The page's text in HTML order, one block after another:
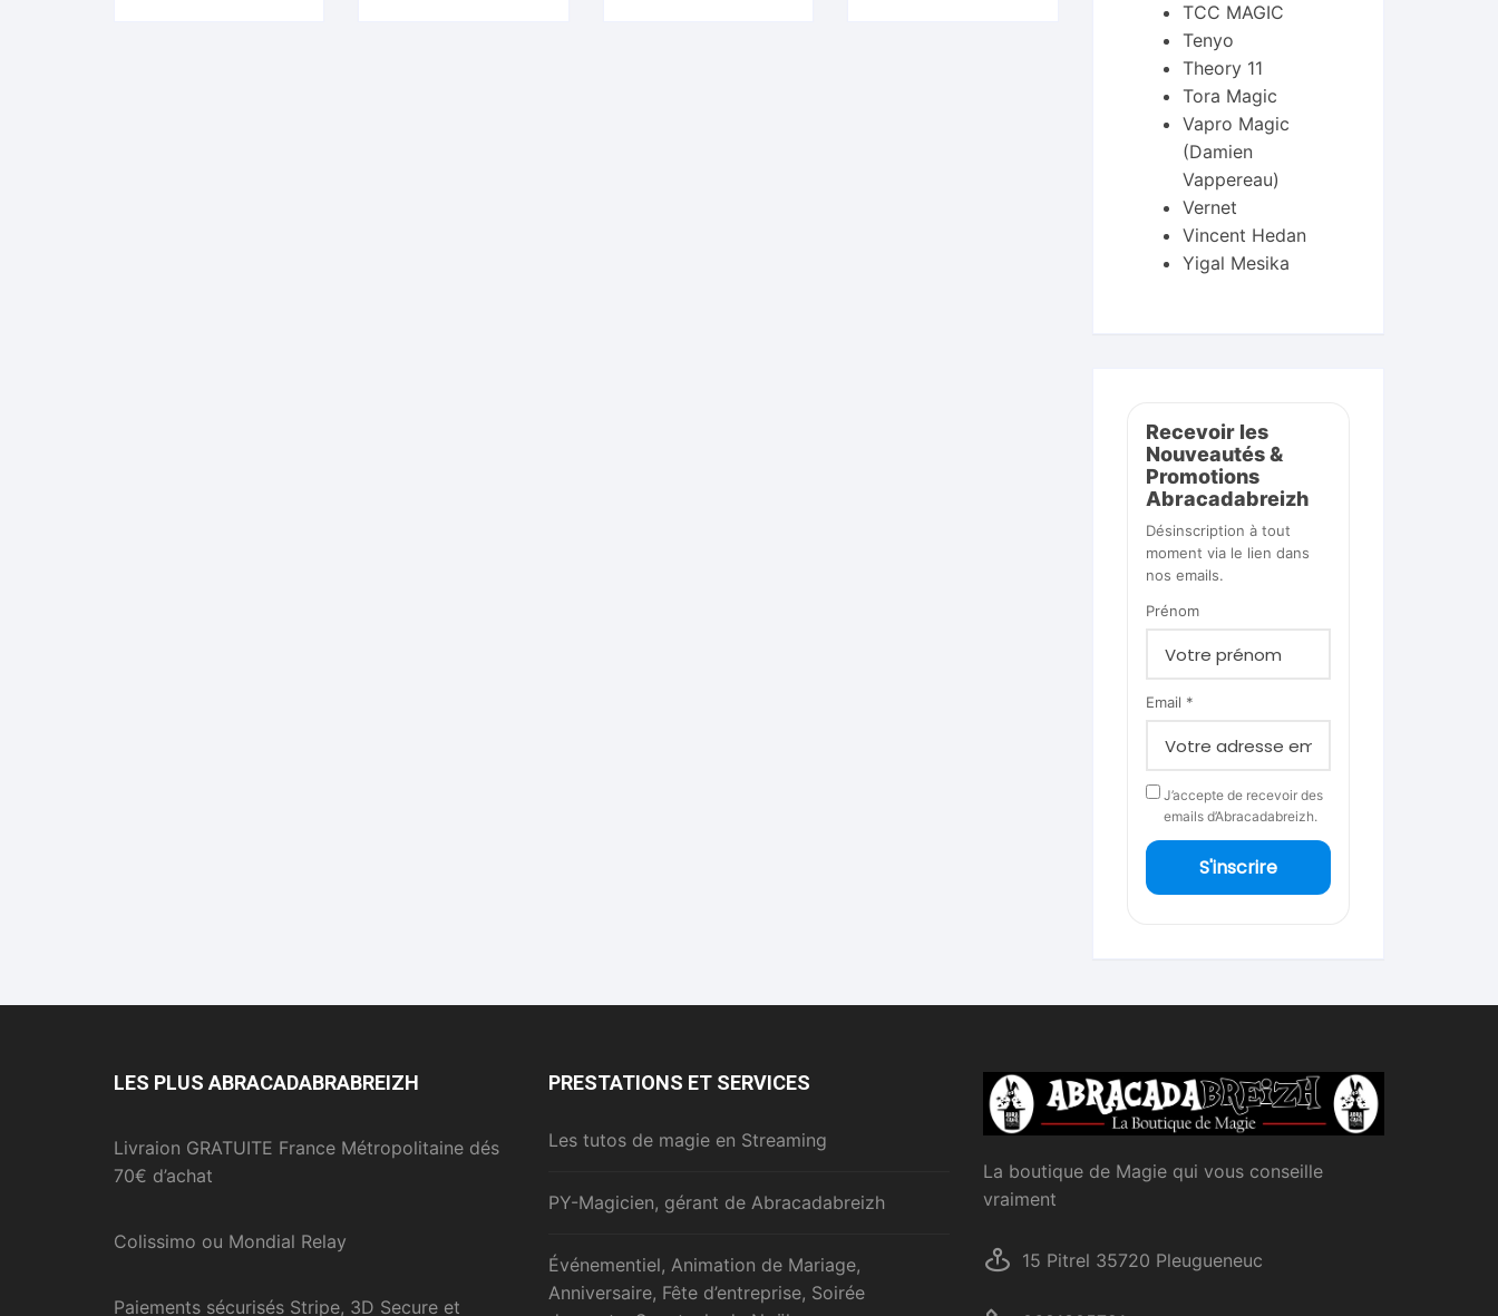
TCC MAGIC
Tenyo
Theory 11
Tora Magic
Vapro Magic
(Damien
Vappereau)
Vernet
Vincent Hedan
Yigal Mesika
Recevoir les
Nouveautés &
Promotions
Abracadabreizh
Désinscription à tout
moment via le lien dans
nos emails.
Prénom
Email *
J’accepte de recevoir des
emails d’Abracadabreizh.
S'inscrire
LES PLUS ABRACADABRABREIZH
Livraion GRATUITE France Métropolitaine dés
70€ d’achat
Colissimo ou Mondial Relay
Paiements sécurisés Stripe, 3D Secure et
PRESTATIONS ET SERVICES
Les tutos de magie en Streaming
PY-Magicien, gérant de Abracadabreizh
Événementiel, Animation de Mariage,
Anniversaire, Fête d’entreprise, Soirée
La boutique de Magie qui vous conseille
vraiment
15 Pitrel 35720 Pleugueneuc